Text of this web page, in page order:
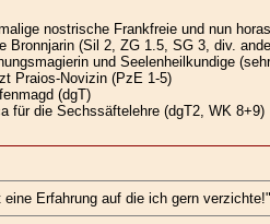
nostrische Frankfreie und nun
Bronnjarin (Sil 2, ZG 1.5, SG 3, div.
und Seelenheilkundige
Praios-Novizin (PzE 1-5)
(dgT)
für die Sechssäftelehre (dgT2, WK 8+9)
Erfahrung auf die ich gern verzichte!"